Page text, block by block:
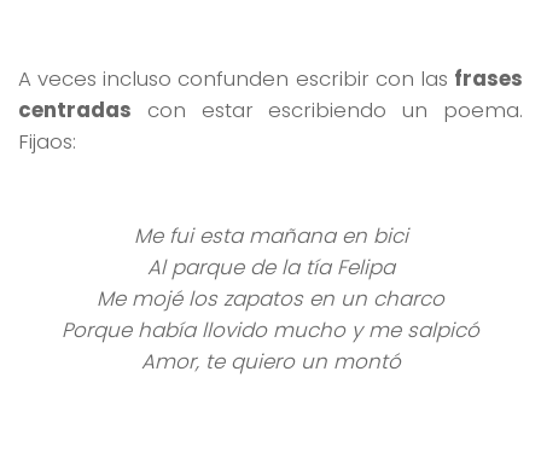
A veces incluso confunden escribir con las frases
centradas con estar escribiendo un poema.
Fijaos:
Me fui esta mañana en bici
Al parque de la tía Felipa
Me mojé los zapatos en un charco
Porque había llovido mucho y me salpicó
Amor, te quiero un montó